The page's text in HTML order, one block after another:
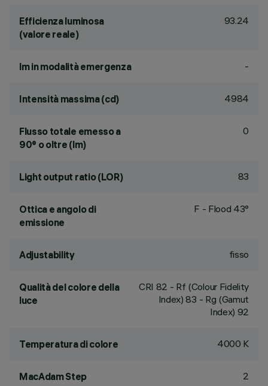
Efficienza luminosa
(valore reale)
93.24
lm in modalità emergenza -
Intensità massima (cd) 4984
Flusso totale emesso a
90° o oltre (lm)
0
Light output ratio (LOR) 83
Ottica e angolo di
emissione
F - Flood 43°
Adjustability fisso
Qualità del colore della
luce
CRI 82 - Rf (Colour Fidelity
Index) 83 - Rg (Gamut
Index) 92
Temperatura di colore 4000 K
MacAdam Step 2